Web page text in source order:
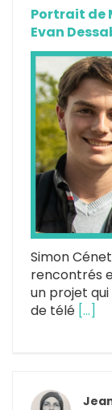
Portrait de
Evan
Simon
rencontrés
un projet
de télé […]